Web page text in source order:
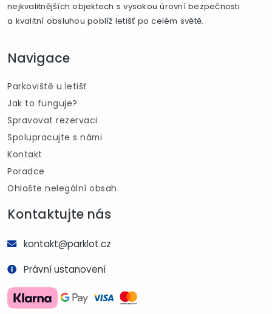
nejkvalitnějších objektech s vysokou úrovní bezpečnosti
a kvalitní obsluhou poblíž letišť po celém světě.
Navigace
Parkoviště u letišť
Jak to funguje?
Spravovat rezervaci
Spolupracujte s námi
Kontakt
Poradce
Ohlašte nelegální obsah.
Kontaktujte nás
kontakt@parklot.cz
Právní ustanovení